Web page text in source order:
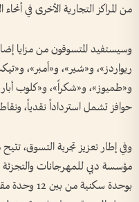
من المراكز التجارية الأخرى في أنحاء
وسيستفيد المتسوقون من مزايا
ريواردز»، و«شير»، و«أمبر»،
و«طميوز»، و«شكراً»، و«كلوب
حوافز تشمل استرداداً نقدياً،
وفي إطار تعزيز تجربة التسوق،
مؤسسة دبي للمهرجانات
بوحدة